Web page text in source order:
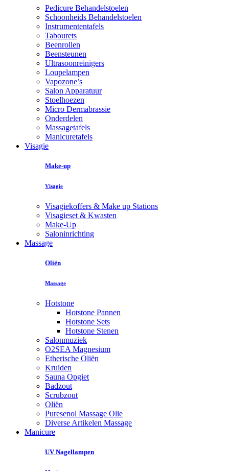
Pedicure Behandelstoelen
Schoonheids Behandelstoelen
Instrumententafels
Tabourets
Beenrollen
Beensteunen
Ultrasoonreinigers
Loupelampen
Vapozone’s
Salon Apparatuur
Stoelhoezen
Micro Dermabrassie
Onderdelen
Massagetafels
Manicuretafels
Visagie
Make-up
Visagie
Visagiekoffers & Make up Stations
Visagieset & Kwasten
Make-Up
Saloninrichting
Massage
Oliën
Massage
Hotstone
Hotstone Pannen
Hotstone Sets
Hotstone Stenen
Salonmuziek
O2SEA Magnesium
Etherische Oliën
Kruiden
Sauna Opgiet
Badzout
Scrubzout
Oliën
Puresenol Massage Olie
Diverse Artikelen Massage
Manicure
UV Nagellampen